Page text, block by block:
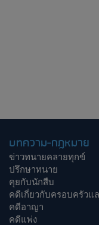
บทความ-กฎหมาย
ข่าวทนายคลายทุกข์
ปรึกษาทนาย
คุยกับนักสืบ
คดีเกี่ยวกับครอบครัวแ
คดีอาญา
คดีแพ่ง